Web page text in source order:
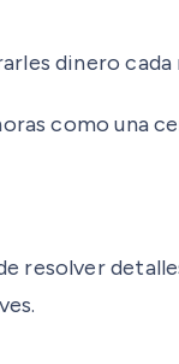
dinero
como una
resolver